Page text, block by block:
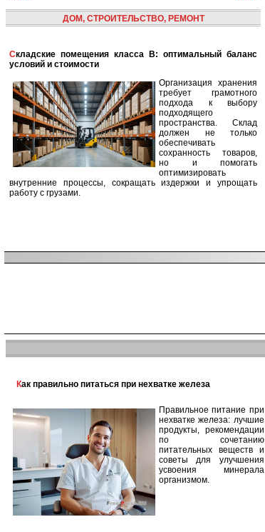
ДОМ, СТРОИТЕЛЬСТВО, РЕМОНТ
Складские помещения класса B: оптимальный баланс
условий и стоимости
Организация хранения
требует грамотного
подхода к выбору
подходящего
пространства. Склад
должен не только
обеспечивать
сохранность товаров,
но и помогать
оптимизировать
внутренние процессы, сокращать издержки и упрощать
работу с грузами.
Как правильно питаться при нехватке железа
Правильное питание при
нехватке железа: лучшие
продукты, рекомендации
по сочетанию
питательных веществ и
советы для улучшения
усвоения минерала
организмом.